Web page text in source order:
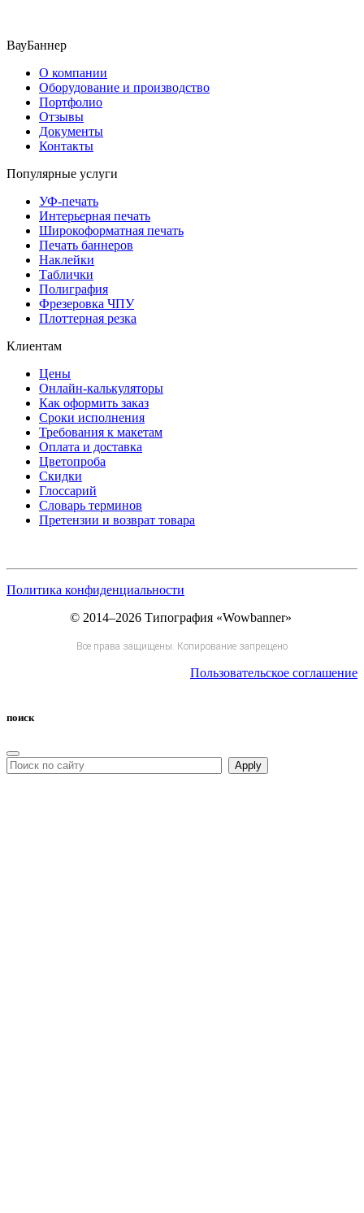
ВауБаннер
О компании
Оборудование и производство
Портфолио
Отзывы
Документы
Контакты
Популярные услуги
УФ-печать
Интерьерная печать
Широкоформатная печать
Печать баннеров
Наклейки
Таблички
Полиграфия
Фрезеровка ЧПУ
Плоттерная резка
Клиентам
Цены
Онлайн-калькуляторы
Как оформить заказ
Сроки исполнения
Требования к макетам
Оплата и доставка
Цветопроба
Скидки
Глоссарий
Словарь терминов
Претензии и возврат товара
Политика конфиденциальности
© 2014–2026 Типография «Wowbanner»
Все права защищены. Копирование запрещено
Пользовательское соглашение
поиск